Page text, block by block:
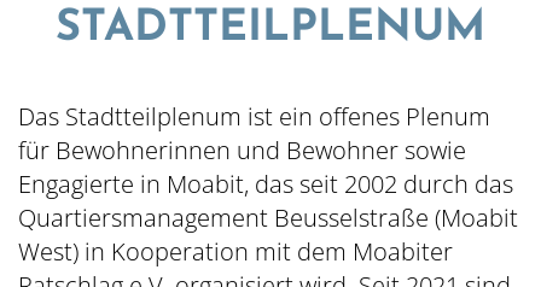
Inhalt hinzufügen...
STADTTEILPLENUM
Das Stadtteilplenum ist ein offenes Plenum
für Bewohnerinnen und Bewohner sowie
Engagierte in Moabit, das seit 2002 durch das
Quartiersmanagement Beusselstraße (Moabit
West) in Kooperation mit dem Moabiter